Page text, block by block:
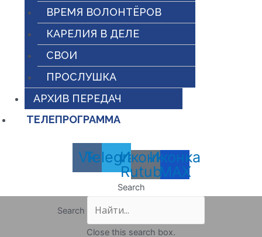
ВРЕМЯ ВОЛОНТЁРОВ
КАРЕЛИЯ В ДЕЛЕ
СВОИ
ПРОСЛУШКА
АРХИВ ПЕРЕДАЧ
ТЕЛЕПРОГРАММА
Vk
Telegram
Иконка
Rutube
Иконка
MAX
Search
Search
Close this search box.